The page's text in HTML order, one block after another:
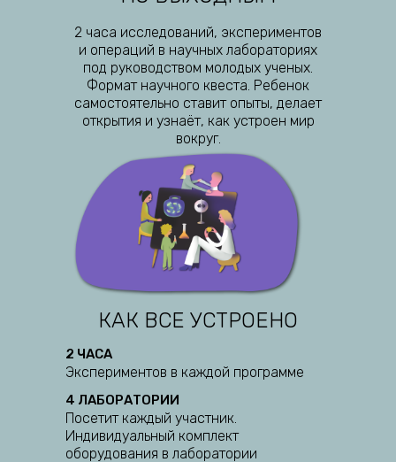
2 часа исследований, экспериментов
и операций в научных лабораториях
под руководством молодых ученых.
Формат научного квеста. Ребенок
самостоятельно ставит опыты, делает
открытия и узнаёт, как устроен мир
вокруг.
Посетит каждый участник.
Индивидуальный комплект
оборудования в лаборатории
4 ЛАБОРАТОРИИ
Экспериментов в каждой программе
2 ЧАСА
КАК ВСЕ УСТРОЕНО